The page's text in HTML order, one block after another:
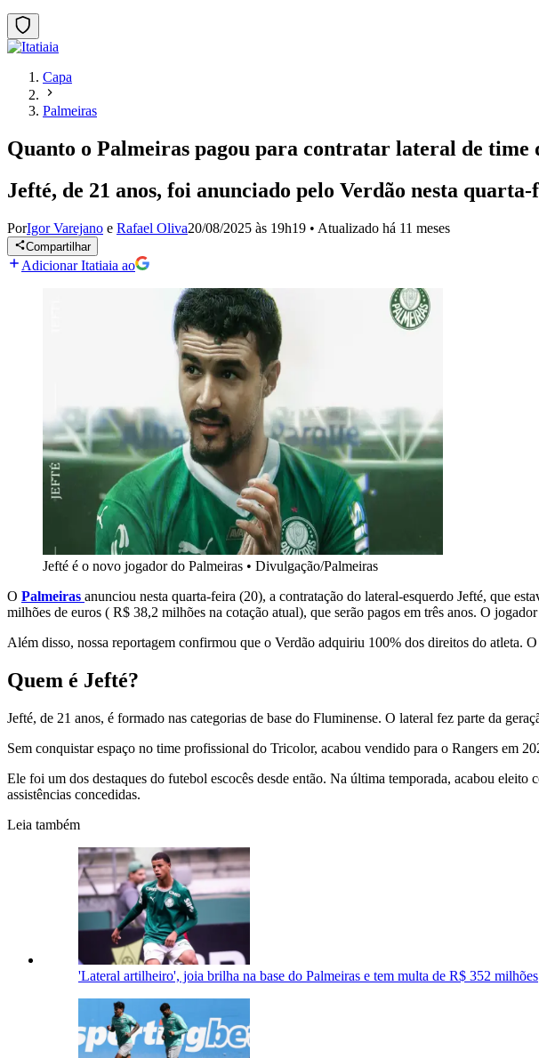
Capa
Palmeiras
Quanto o Palmeiras pagou para contratar lateral de time
Jefté, de 21 anos, foi anunciado pelo Verdão nesta
PorIgor Varejano e Rafael Oliva20/08/2025 às 19h19 • Atualizado há 11 meses
Compartilhar
Adicionar Itatiaia ao
Jefté é o novo jogador do Palmeiras • Divulgação/Palmeiras
O Palmeiras anunciou nesta quarta-feira (20), a contratação do lateral-esquerdo Jefté, que
milhões de euros ( R$ 38,2 milhões na cotação atual), que serão pagos em três anos. O
Além disso, nossa reportagem confirmou que o Verdão adquiriu 100% dos direitos do atleta.
Quem é Jefté?
Jefté, de 21 anos, é formado nas categorias de base do Fluminense. O lateral fez parte da
Sem conquistar espaço no time profissional do Tricolor, acabou vendido para o Rangers em
Ele foi um dos destaques do futebol escocês desde então. Na última temporada, acabou
assistências concedidas.
Leia também
'Lateral artilheiro', joia brilha na base do Palmeiras e tem multa de R$ 352 milhões